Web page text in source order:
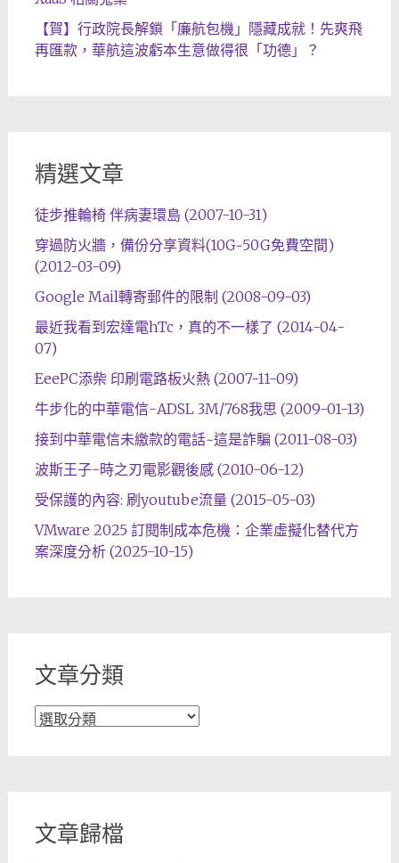
【賀】行政院長解鎖「廉航包機」隱藏成就！先爽飛
再匯款，華航這波虧本生意做得很「功德」？
精選文章
徒步推輪椅 伴病妻環島 (2007-10-31)
穿過防火牆，備份分享資料(10G~50G免費空間)
(2012-03-09)
Google Mail轉寄郵件的限制 (2008-09-03)
最近我看到宏達電hTc，真的不一樣了 (2014-04-
07)
EeePC添柴 印刷電路板火熱 (2007-11-09)
牛步化的中華電信-ADSL 3M/768我思 (2009-01-13)
接到中華電信未繳款的電話~這是詐騙 (2011-08-03)
波斯王子-時之刃電影觀後感 (2010-06-12)
受保護的內容: 刷youtube流量 (2015-05-03)
VMware 2025 訂閱制成本危機：企業虛擬化替代方
案深度分析 (2025-10-15)
文章分類
文
文章歸檔